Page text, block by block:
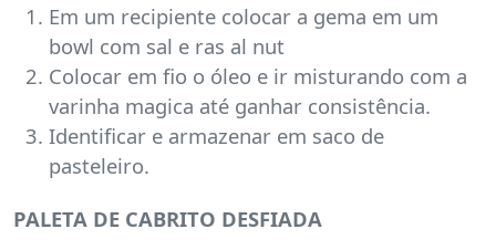
Em um recipiente colocar a gema em um
bowl com sal e ras al nut
Colocar em fio o óleo e ir misturando com a
varinha magica até ganhar consistência.
Identificar e armazenar em saco de
pasteleiro.
PALETA DE CABRITO DESFIADA